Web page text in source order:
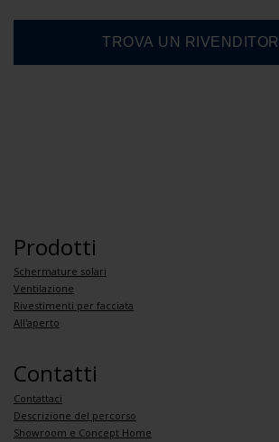
Prodotti
Schermature solari
Ventilazione
Rivestimenti per facciata
All'aperto
Contatti
Contattaci
Descrizione del percorso
Showroom e Concept Home